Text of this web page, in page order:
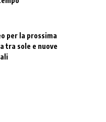
per la prossima
tra sole e nuove